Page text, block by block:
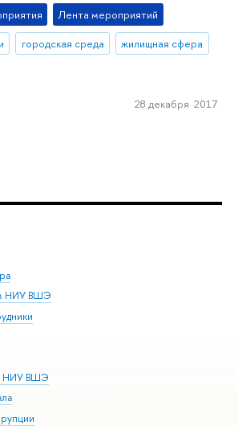
Лента мероприятий
городская среда
жилищная сфера
28 декабря 2017
в НИУ ВШЭ
НИУ ВШЭ